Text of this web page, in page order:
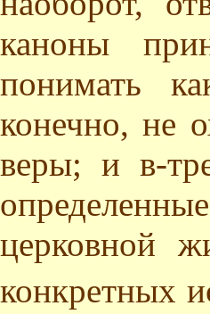
каноны
понимать
конечно, не
веры; и в-
церковной
конкретных